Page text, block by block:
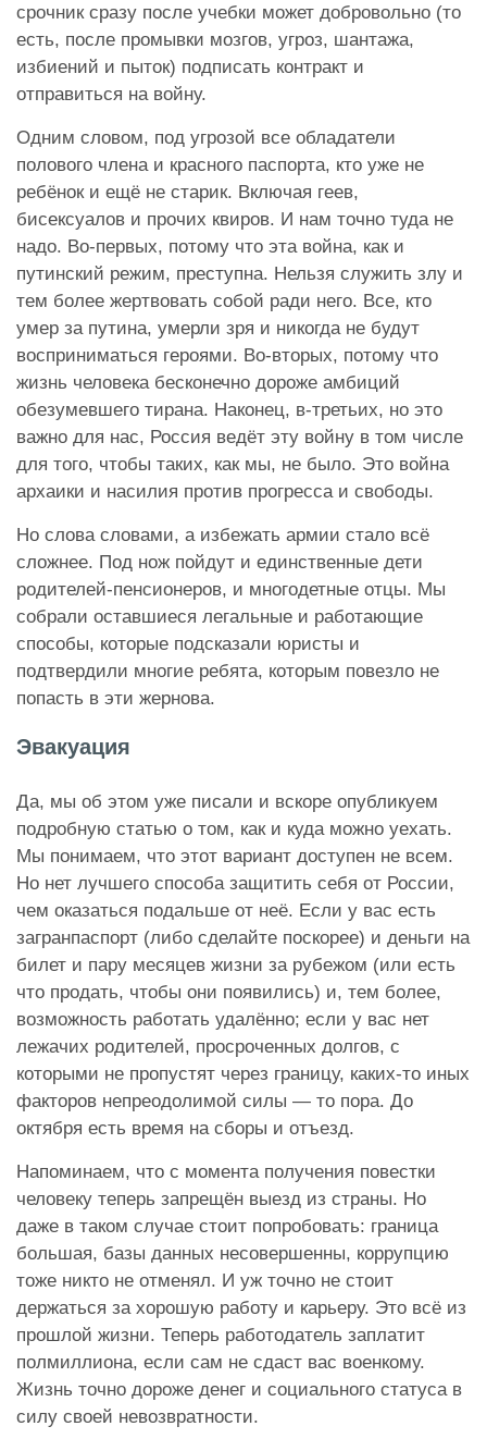
срочник сразу после учебки может добровольно (то
есть, после промывки мозгов, угроз, шантажа,
избиений и пыток) подписать контракт и
отправиться на войну.
Одним словом, под угрозой все обладатели
полового члена и красного паспорта, кто уже не
ребёнок и ещё не старик. Включая геев,
бисексуалов и прочих квиров. И нам точно туда не
надо. Во-первых, потому что эта война, как и
путинский режим, преступна. Нельзя служить злу и
тем более жертвовать собой ради него. Все, кто
умер за путина, умерли зря и никогда не будут
восприниматься героями. Во-вторых, потому что
жизнь человека бесконечно дороже амбиций
обезумевшего тирана. Наконец, в-третьих, но это
важно для нас, Россия ведёт эту войну в том числе
для того, чтобы таких, как мы, не было. Это война
архаики и насилия против прогресса и свободы.
Но слова словами, а избежать армии стало всё
сложнее. Под нож пойдут и единственные дети
родителей-пенсионеров, и многодетные отцы. Мы
собрали оставшиеся легальные и работающие
способы, которые подсказали юристы и
подтвердили многие ребята, которым повезло не
попасть в эти жернова.
Эвакуация
Да, мы об этом уже писали и вскоре опубликуем
подробную статью о том, как и куда можно уехать.
Мы понимаем, что этот вариант доступен не всем.
Но нет лучшего способа защитить себя от России,
чем оказаться подальше от неё. Если у вас есть
загранпаспорт (либо сделайте поскорее) и деньги на
билет и пару месяцев жизни за рубежом (или есть
что продать, чтобы они появились) и, тем более,
возможность работать удалённо; если у вас нет
лежачих родителей, просроченных долгов, с
которыми не пропустят через границу, каких-то иных
факторов непреодолимой силы — то пора. До
октября есть время на сборы и отъезд.
Напоминаем, что с момента получения повестки
человеку теперь запрещён выезд из страны. Но
даже в таком случае стоит попробовать: граница
большая, базы данных несовершенны, коррупцию
тоже никто не отменял. И уж точно не стоит
держаться за хорошую работу и карьеру. Это всё из
прошлой жизни. Теперь работодатель заплатит
полмиллиона, если сам не сдаст вас военкому.
Жизнь точно дороже денег и социального статуса в
силу своей невозвратности.